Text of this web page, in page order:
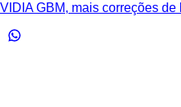
GBM, mais correções de